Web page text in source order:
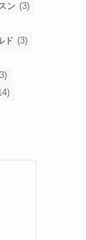
ン (3)
ド (3)